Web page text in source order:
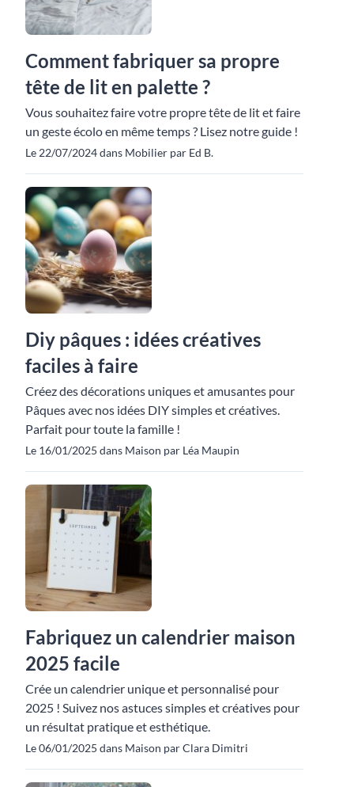
Comment fabriquer sa propre
tête de lit en palette ?
Vous souhaitez faire votre propre tête de lit et faire
un geste écolo en même temps ? Lisez notre guide !
Le 22/07/2024 dans Mobilier par Ed B.
Diy pâques : idées créatives
faciles à faire
Créez des décorations uniques et amusantes pour
Pâques avec nos idées DIY simples et créatives.
Parfait pour toute la famille !
Le 16/01/2025 dans Maison par Léa Maupin
Fabriquez un calendrier maison
2025 facile
Crée un calendrier unique et personnalisé pour
2025 ! Suivez nos astuces simples et créatives pour
un résultat pratique et esthétique.
Le 06/01/2025 dans Maison par Clara Dimitri